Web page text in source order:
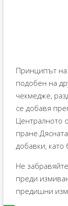
Принципът
подобен на
чекмедже,
се добавя
Централното
добавки, като
Не
преди
предишни